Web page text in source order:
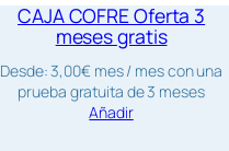
CAJA COFRE Oferta 3
meses gratis
Desde:3,00€mes/ mes con una
prueba gratuita de 3 meses
Añadir